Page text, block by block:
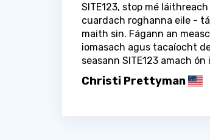
SITE123, stop mé láithreach
cuardach roghanna eile -
maith sin. Fágann an
iomasach agus tacaíocht
seasann SITE123 amach
Christi Prettyman